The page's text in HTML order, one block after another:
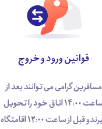
قوانین ورود و خروج
مسافرین گرامی می توانند بعد از
ساعت 14:00 اتاق خود را تحویل
گیرندو قبل از ساعت 12:00 اقامتگاه